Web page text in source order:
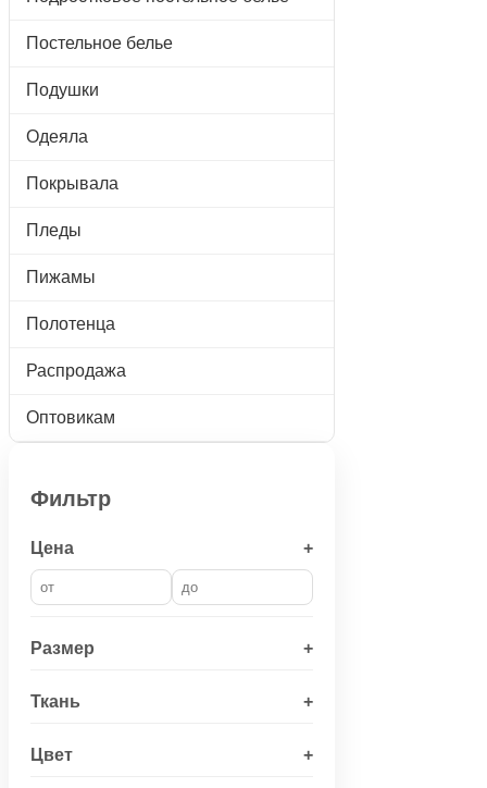
Постельное белье
Подушки
Одеяла
Покрывала
Пледы
Пижамы
Полотенца
Распродажа
Оптовикам
Фильтр
Цена +
Размер +
Ткань +
Цвет +